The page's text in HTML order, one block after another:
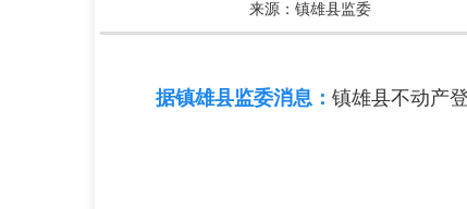
来源：镇雄县监委
据镇雄县监委消息： 镇雄县不动产